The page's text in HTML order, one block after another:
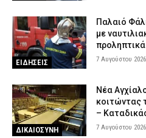
ΕΙΔΗΣΕΙΣ
Παλαιό
με
7 Αυγούστου
ΔΙΚΑΙΟΣΥΝΗ
Νέα
κοιτώντας
–
7 Αυγούστου